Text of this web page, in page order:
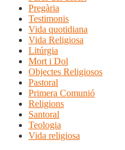
Pregària
Testimonis
Vida quotidiana
Vida Religiosa
Litúrgia
Mort i Dol
Objectes Religiosos
Pastoral
Primera Comunió
Religions
Santoral
Teologia
Vida religiosa